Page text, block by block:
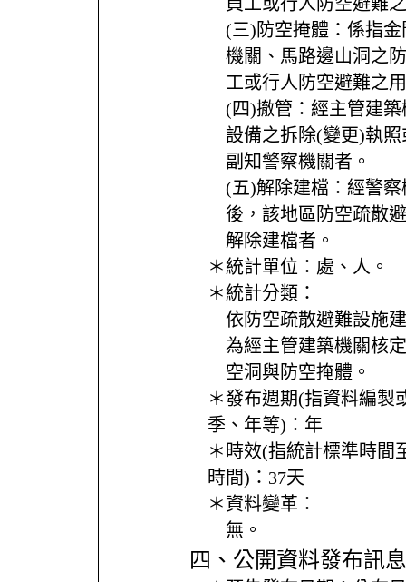
(三)防空掩體：係指
機關、馬路邊山洞之
工或行人防空避難之
(四)撤管：經主管建
設備之拆除(變更)執
副知警察機關者。
(五)解除建檔：經警
後，該地區防空疏散
解除建檔者。
＊統計單位： 處、人。
＊統計分類：
依防空疏散避難設施
為經主管建築機關核
空洞與防空掩體。
＊發布週期(指資料編製
季、年等)： 年
＊時效(指統計標準時間
時間)： 37天
＊資料變革：
無。
四、公開資料發布訊息